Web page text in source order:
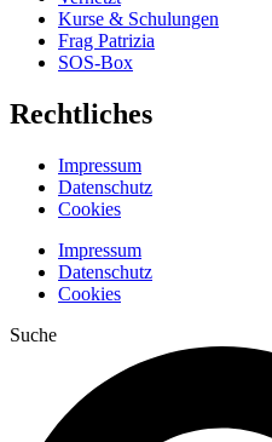
Kurse & Schulungen
Frag Patrizia
SOS-Box
Rechtliches
Impressum
Datenschutz
Cookies
Impressum
Datenschutz
Cookies
Suche